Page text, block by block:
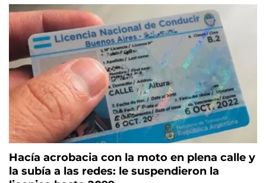
Hacía acrobacia con la moto en plena calle y
la subía a las redes: le suspendieron la